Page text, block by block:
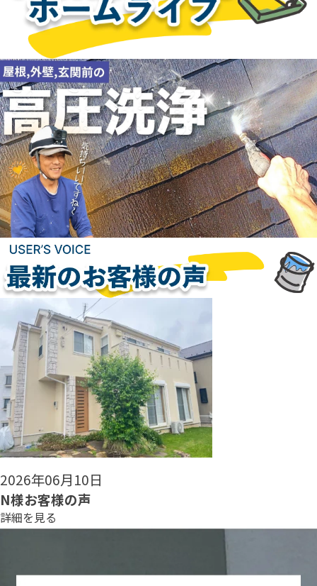
2026年06月08日
N様お客様の声
詳細を見る